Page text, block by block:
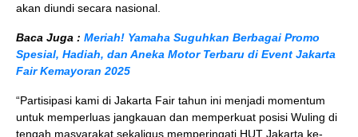
akan diundi secara nasional.
Baca Juga : Meriah! Yamaha Suguhkan Berbagai Promo
Spesial, Hadiah, dan Aneka Motor Terbaru di Event Jakarta
Fair Kemayoran 2025
“Partisipasi kami di Jakarta Fair tahun ini menjadi momentum
untuk memperluas jangkauan dan memperkuat posisi Wuling di
tengah masyarakat sekaligus memperingati HUT Jakarta ke-